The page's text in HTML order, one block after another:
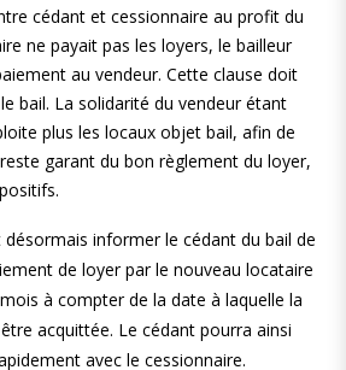
cédant et cessionnaire au profit du
ne payait pas les loyers, le bailleur
au vendeur. Cette clause doit
bail. La solidarité du vendeur étant
plus les locaux objet bail, afin de
garant du bon règlement du loyer,
désormais informer le cédant du bail de
de loyer par le nouveau locataire
à compter de la date à laquelle la
acquittée. Le cédant pourra ainsi
avec le cessionnaire.